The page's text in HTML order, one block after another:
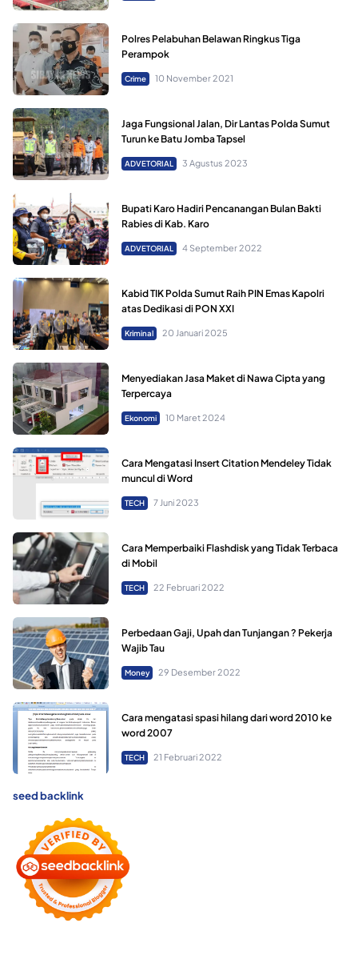
Polres Pelabuhan Belawan Ringkus Tiga
Perampok
Crime 10 November 2021
Jaga Fungsional Jalan, Dir Lantas Polda Sumut
Turun ke Batu Jomba Tapsel
ADVETORIAL 3 Agustus 2023
Bupati Karo Hadiri Pencanangan Bulan Bakti
Rabies di Kab. Karo
ADVETORIAL 4 September 2022
Kabid TIK Polda Sumut Raih PIN Emas Kapolri
atas Dedikasi di PON XXI
Kriminal 20 Januari 2025
Menyediakan Jasa Maket di Nawa Cipta yang
Terpercaya
Ekonomi 10 Maret 2024
Cara Mengatasi Insert Citation Mendeley Tidak
muncul di Word
TECH 7 Juni 2023
Cara Memperbaiki Flashdisk yang Tidak Terbaca
di Mobil
TECH 22 Februari 2022
Perbedaan Gaji, Upah dan Tunjangan ? Pekerja
Wajib Tau
Money 29 Desember 2022
Cara mengatasi spasi hilang dari word 2010 ke
word 2007
TECH 21 Februari 2022
seed backlink